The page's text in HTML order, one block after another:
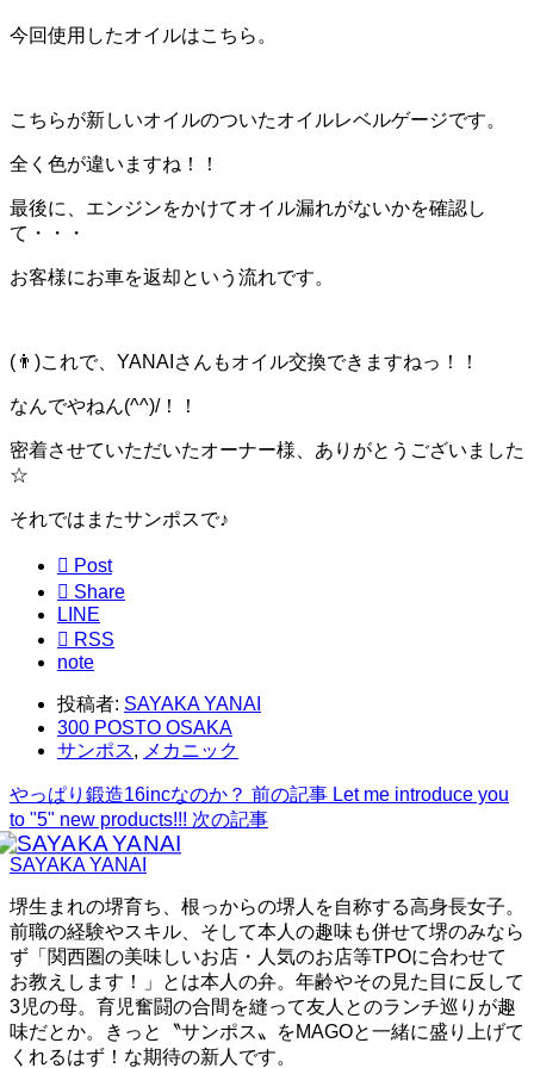
今回使用したオイルはこちら。
こちらが新しいオイルのついたオイルレベルゲージです。
全く色が違いますね！！
最後に、エンジンをかけてオイル漏れがないかを確認し
て・・・
お客様にお車を返却という流れです。
(👨)これで、YANAIさんもオイル交換できますねっ！！
なんでやねん(^^)/！！
密着させていただいたオーナー様、ありがとうございました
☆
それではまたサンポスで♪
 Post
 Share
LINE
 RSS
note
投稿者: SAYAKA YANAI
300 POSTO OSAKA
サンポス, メカニック
やっぱり鍛造16incなのか？ 前の記事 Let me introduce you
to "5" new products!!! 次の記事
SAYAKA YANAI
堺生まれの堺育ち、根っからの堺人を自称する高身長女子。
前職の経験やスキル、そして本人の趣味も併せて堺のみなら
ず「関西圏の美味しいお店・人気のお店等TPOに合わせて
お教えします！」とは本人の弁。年齢やその見た目に反して
3児の母。育児奮闘の合間を縫って友人とのランチ巡りが趣
味だとか。きっと〝サンポス〟をMAGOと一緒に盛り上げて
くれるはず！な期待の新人です。